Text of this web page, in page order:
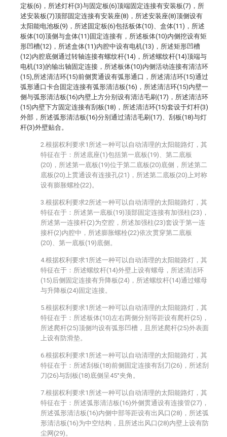
定板(6)，所述灯杆(3)与固定板(6)顶端固定连接有安装板(7)，所
述安装板(7)顶部固定连接有安装座(8)，所述安装座(8)顶侧设有
太阳能电池板(9)，所述固定板(6)包括板体(10)、盒体(11)，所述
板体(10)顶侧与盒体(11)固定连接有，所述板体(10)内侧挖设有矩
形凹槽(12)，所述盒体(11)内腔中设有电机(13)，所述矩形凹槽
(12)内腔底侧通过转轴连接有螺纹杆(14)，所述螺纹杆(14)顶端与
电机(13)的输出轴固定连接，所述板体(10)内侧活动连接有清洁环
(15),所述清洁环(15)前侧贯通设有弧形通口，所述清洁环(15)通过
弧形通口卡合固定连接有弧形清洁板(16)，所述清洁环(15)内壁一
侧与弧形清洁板(16)内壁上方分别设有清洁毛刷(17)，所述清洁环
(15)内壁下方固定连接有刮板(18)，所述清洁环(15)套设于灯杆(3)
外部，所述弧形清洁板(16)分别通过清洁毛刷(17)、刮板(18)与灯
杆(3)外壁贴合。
2.根据权利要求1所述一种可以自动清理的太阳能路灯，其
特征在于：所述底座(1)包括第一底板(19)、第二底板
(20)，所述第一底板(19)位于第二底板(20)底侧，所述第二
底板(20)上贯通设有连接孔(21)，所述第二底板(20)上对称
设有膨胀螺栓(22)。
3.根据权利要求2所述一种可以自动清理的太阳能路灯，其
特征在于：所述第一底板(19)顶部固定连接有加强柱(23)，
所述第一连接杆(2)为空腔，所述加强柱(23)套设于第一连
接杆(2)内腔中，所述膨胀螺栓(22)依次贯穿第二底板
(20)、第一底板(19)底侧。
4.根据权利要求1所述一种可以自动清理的太阳能路灯，其
特征在于：所述螺纹杆(14)外壁上设有螺母，所述清洁环
(15)后侧固定连接有升降板(24)，所述螺纹杆(14)通过螺母
与升降板(24)固定连接。
5.根据权利要求1所述一种可以自动清理的太阳能路灯，其
特征在于：所述板体(10)左右两侧分别等距设有爬杆(25)，
所述爬杆(25)顶侧均设有弧形凹槽，且所述爬杆(25)外表面
上设有防滑垫。
6.根据权利要求1所述一种可以自动清理的太阳能路灯，其
特征在于：所述刮板(18)前侧固定连接有刮刀(26)，所述刮
刀(26)与刮板(18)底侧呈45°夹角。
7.根据权利要求1所述一种可以自动清理的太阳能路灯，其
特征在于：所述弧形清洁板(16)外侧贯通设有连接管(27)，
所述弧形清洁板(16)内侧中部等距设有出风口(28)，所述弧
形清洁板(16)为中空结构，且所述出风口(28)内壁上设有防
尘网(29)。